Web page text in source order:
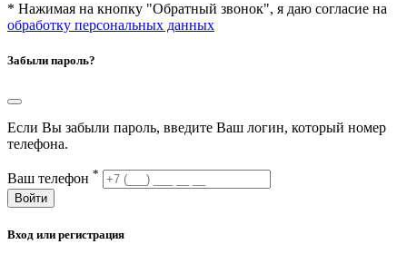
* Нажимая на кнопку "Обратный звонок", я даю согласие на
обработку персональных данных
Забыли пароль?
Если Вы забыли пароль, введите Ваш логин, который номер
телефона.
Ваш телефон *
Войти
Вход или регистрация